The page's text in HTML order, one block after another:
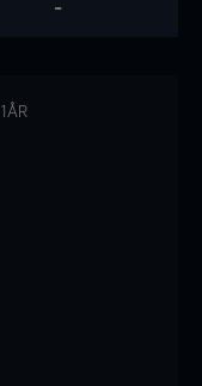
-
1ÅR